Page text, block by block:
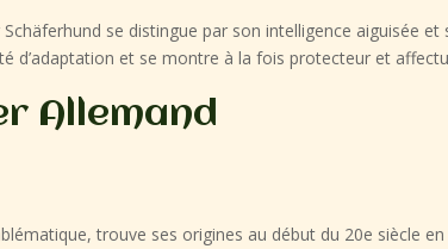
se distingue par son intelligence aiguisée
d’adaptation et se montre à la fois protecteur et
Allemand
trouve ses origines au début du 20e siècle